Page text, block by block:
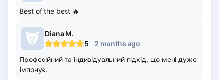
Warsaw
Wroclaw
Wyszkow
Zabrze
Best of the best 🔥
Diana M.
5
2 months ago
Професійний та індивідуальний підхід, що мені дуже
імпонує.